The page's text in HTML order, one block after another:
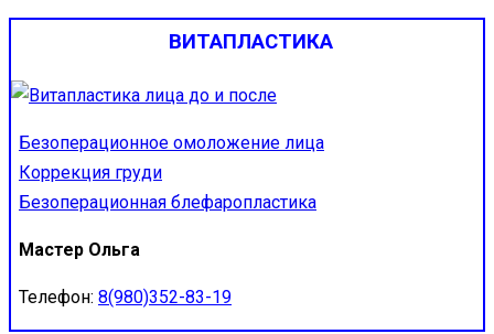
ВИТАПЛАСТИКА
Безоперационное омоложение лица
Коррекция груди
Безоперационная блефаропластика
Мастер Ольга
Телефон: 8(980)352-83-19